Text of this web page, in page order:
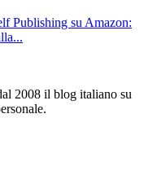
Publishing su Amazon:
2008 il blog italiano su